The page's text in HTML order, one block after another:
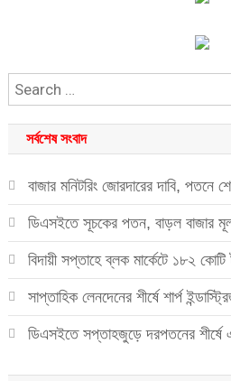
সর্বশেষ সংবাদ
বাজার মনিটরিং জোরদারের দাবি, পতনে
ডিএসইতে সূচকের পতন, বাড়ল বাজার
বিদায়ী সপ্তাহে ব্লক মার্কেটে ১৮২ কোটি
সাপ্তাহিক লেনদেনের শীর্ষে শার্প
ডিএসইতে সপ্তাহজুড়ে দরপতনের